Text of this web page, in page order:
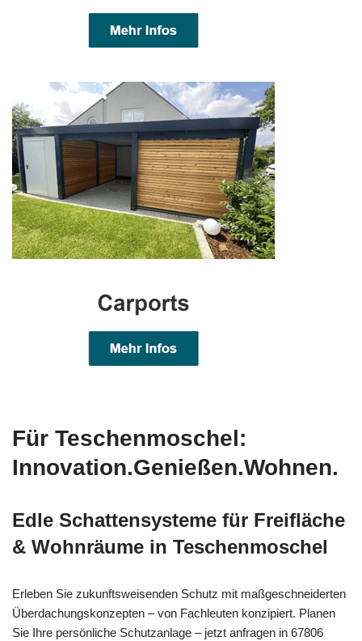
Für Teschenmoschel:
Innovation.Genießen.Wohnen.
Edle Schattensysteme für Freifläche
& Wohnräume in Teschenmoschel
Erleben Sie zukunftsweisenden Schutz mit maßgeschneiderten
Überdachungskonzepten – von Fachleuten konzipiert. Planen
Sie Ihre persönliche Schutzanlage – jetzt anfragen in 67806